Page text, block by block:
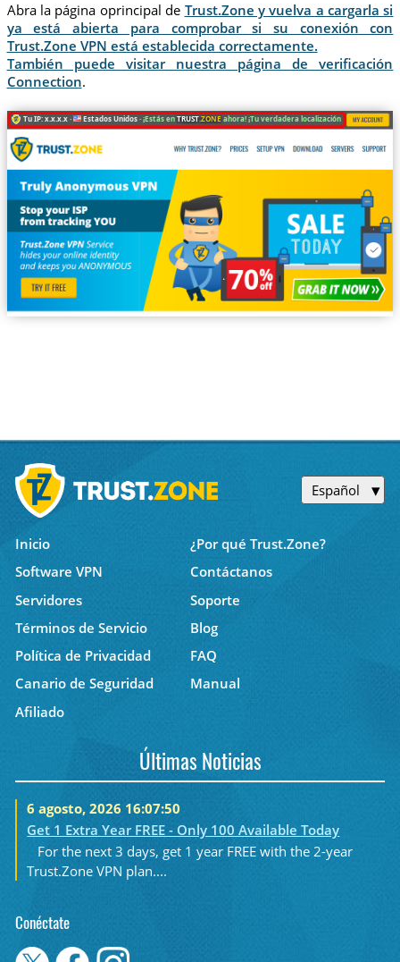
Abra la página oprincipal de Trust.Zone y vuelva a cargarla si
ya está abierta para comprobar si su conexión con
Trust.Zone VPN está establecida correctamente.
También puede visitar nuestra página de verificación
Connection.
Tu IP: x.x.x.x · Estados Unidos ·¡Estás enTRUST.ZONE ahora! ¡Tu verdadera localización está oculta!
Español
Inicio
¿Por qué Trust.Zone?
Software VPN
Contáctanos
Servidores
Soporte
Términos de Servicio
Blog
Política de Privacidad
FAQ
Canario de Seguridad
Manual
Afiliado
Últimas Noticias
6 agosto, 2026 16:07:50
Get 1 Extra Year FREE - Only 100 Available Today
For the next 3 days, get 1 year FREE with the 2-year
Trust.Zone VPN plan....
Conéctate